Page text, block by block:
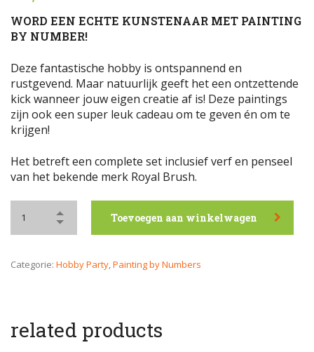
WORD EEN ECHTE KUNSTENAAR MET PAINTING
BY NUMBER!
Deze fantastische hobby is ontspannend en
rustgevend. Maar natuurlijk geeft het een ontzettende
kick wanneer jouw eigen creatie af is! Deze paintings
zijn ook een super leuk cadeau om te geven én om te
krijgen!
Het betreft een complete set inclusief verf en penseel
van het bekende merk Royal Brush.
Toevoegen aan winkelwagen
Categorie: Hobby Party,Painting by Numbers
related products